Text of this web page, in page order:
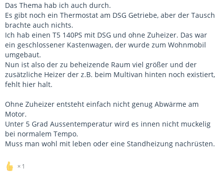
Das Thema hab ich auch durch.
Es gibt noch ein Thermostat am DSG Getriebe, aber der Tausch
brachte auch nichts.
Ich hab einen T5 140PS mit DSG und ohne Zuheizer. Das war
ein geschlossener Kastenwagen, der wurde zum Wohnmobil
umgebaut.
Nun ist also der zu beheizende Raum viel größer und der
zusätzliche Heizer der z.B. beim Multivan hinten noch existiert,
fehlt hier halt.
Ohne Zuheizer entsteht einfach nicht genug Abwärme am
Motor.
Unter 5 Grad Aussentemperatur wird es innen nicht muckelig
bei normalem Tempo.
Muss man wohl mit leben oder eine Standheizung nachrüsten.
1